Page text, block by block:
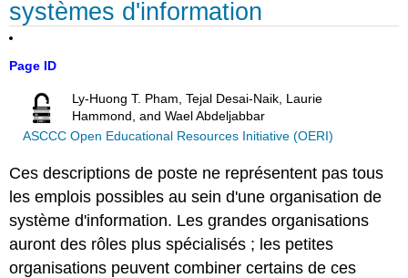
systèmes d'information
Page ID
Ly-Huong T. Pham, Tejal Desai-Naik, Laurie
Hammond, and Wael Abdeljabbar
ASCCC Open Educational Resources Initiative (OERI)
Ces descriptions de poste ne représentent pas tous
les emplois possibles au sein d'une organisation de
système d'information. Les grandes organisations
auront des rôles plus spécialisés ; les petites
organisations peuvent combiner certains de ces